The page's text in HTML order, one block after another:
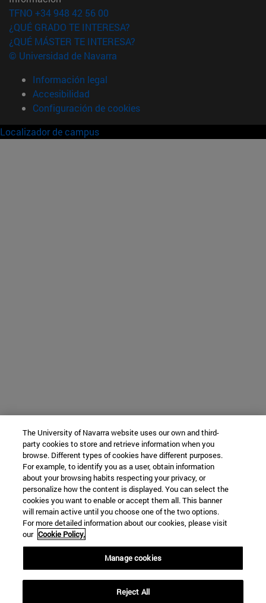
TFNO +34 948 42 56 00
¿QUÉ GRADO TE INTERESA?
¿QUÉ MÁSTER TE INTERESA?
© Universidad de Navarra
Información legal
Accesibilidad
Configuración de cookies
Localizador de campus
The University of Navarra website uses our own and third-
party cookies to store and retrieve information when you
browse. Different types of cookies have different purposes.
For example, to identify you as a user, obtain information
about your browsing habits respecting your privacy, or
personalize how the content is displayed. You can select the
cookies you want to enable or accept them all. This banner
will remain active until you choose one of the two options.
For more detailed information about our cookies, please visit
our Cookie Policy.
Manage cookies
Reject All